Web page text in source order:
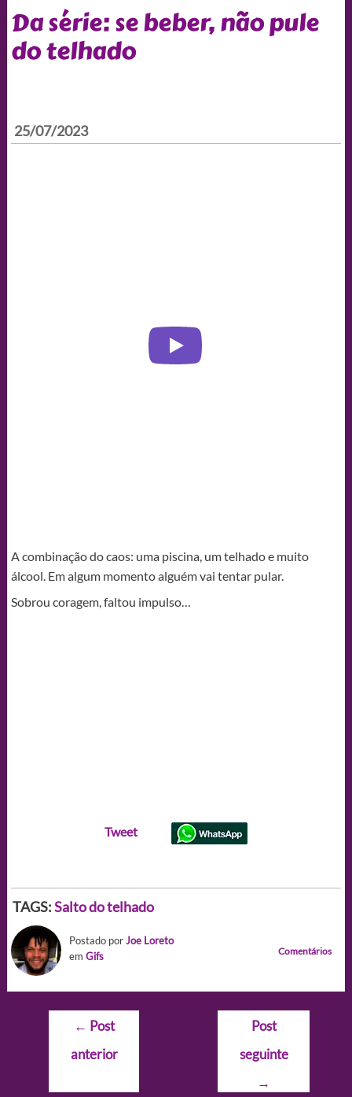
Da série: se beber, não pule
do telhado
25/07/2023
A combinação do caos: uma piscina, um telhado e muito
álcool. Em algum momento alguém vai tentar pular.
Sobrou coragem, faltou impulso…
Tweet
TAGS:Salto do telhado
Postado porJoe Loreto
em Gifs Comentários
Navegação
Post
← Post
anterior
Post
seguinte
→